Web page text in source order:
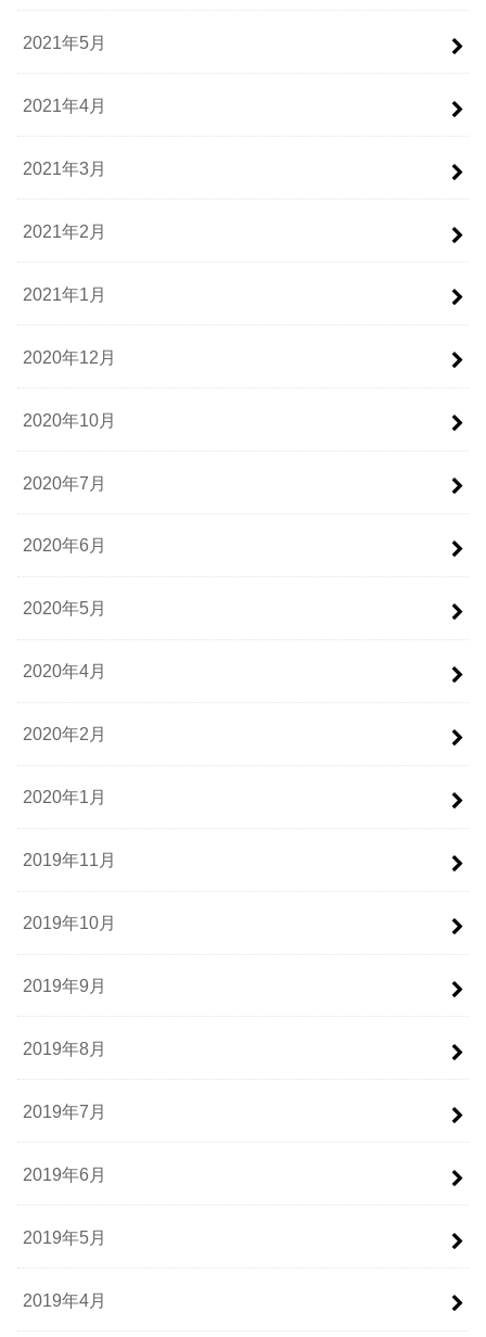
2021年5月
2021年4月
2021年3月
2021年2月
2021年1月
2020年12月
2020年10月
2020年7月
2020年6月
2020年5月
2020年4月
2020年2月
2020年1月
2019年11月
2019年10月
2019年9月
2019年8月
2019年7月
2019年6月
2019年5月
2019年4月